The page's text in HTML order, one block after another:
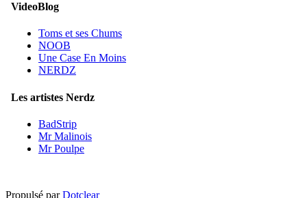
VideoBlog
Toms et ses Chums
NOOB
Une Case En Moins
NERDZ
Les artistes Nerdz
BadStrip
Mr Malinois
Mr Poulpe
Propulsé parDotclear